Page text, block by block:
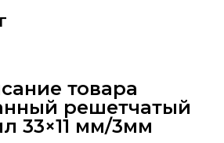
товара
решетчатый
33×11 мм/3мм